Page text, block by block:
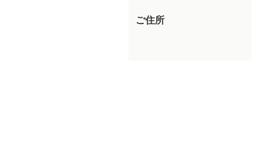
ご住所